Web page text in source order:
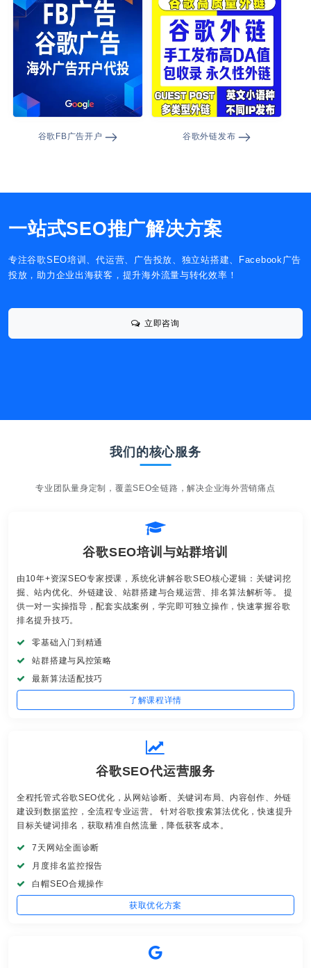
谷歌FB广告开户 谷歌外链发布
一站式SEO推广解决方案
专注谷歌SEO培训、代运营、广告投放、独立站搭建、Facebook广告
投放，助力企业出海获客，提升海外流量与转化效率！
立即咨询
我们的核心服务
专业团队量身定制，覆盖SEO全链路，解决企业海外营销痛点
谷歌SEO培训与站群培训
由10年+资深SEO专家授课，系统化讲解谷歌SEO核心逻辑：关键词挖
掘、站内优化、外链建设、站群搭建与合规运营、排名算法解析等。 提
供一对一实操指导，配套实战案例，学完即可独立操作，快速掌握谷歌
排名提升技巧。
零基础入门到精通
站群搭建与风控策略
最新算法适配技巧
了解课程详情
谷歌SEO代运营服务
全程托管式谷歌SEO优化，从网站诊断、关键词布局、内容创作、外链
建设到数据监控，全流程专业运营。 针对谷歌搜索算法优化，快速提升
目标关键词排名，获取精准自然流量，降低获客成本。
7天网站全面诊断
月度排名监控报告
白帽SEO合规操作
获取优化方案